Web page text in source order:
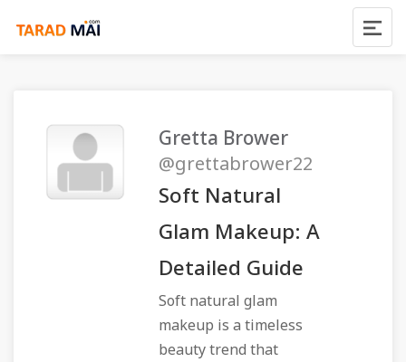
Gretta Brower
@grettabrower22
Soft Natural
Glam Makeup: A
Detailed Guide
Soft natural glam
makeup is a timeless
beauty trend that